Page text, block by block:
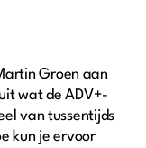
Groen aan
wat de ADV+-
van tussentijds
kun je ervoor